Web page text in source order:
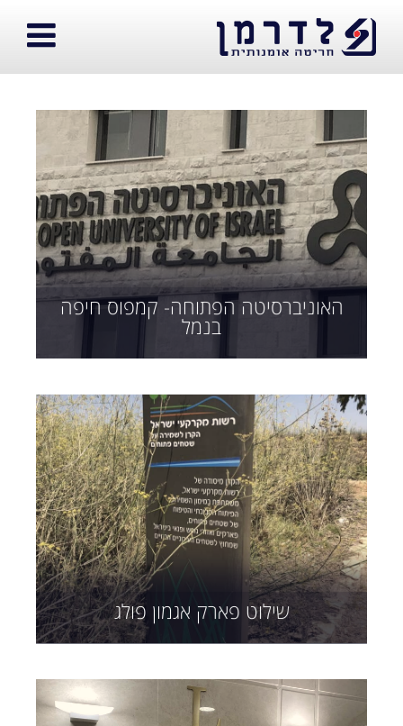
האוניברסיטה הפתוחה- קמפוס חיפה
בנמל
שילוט פארק אגמון פולג